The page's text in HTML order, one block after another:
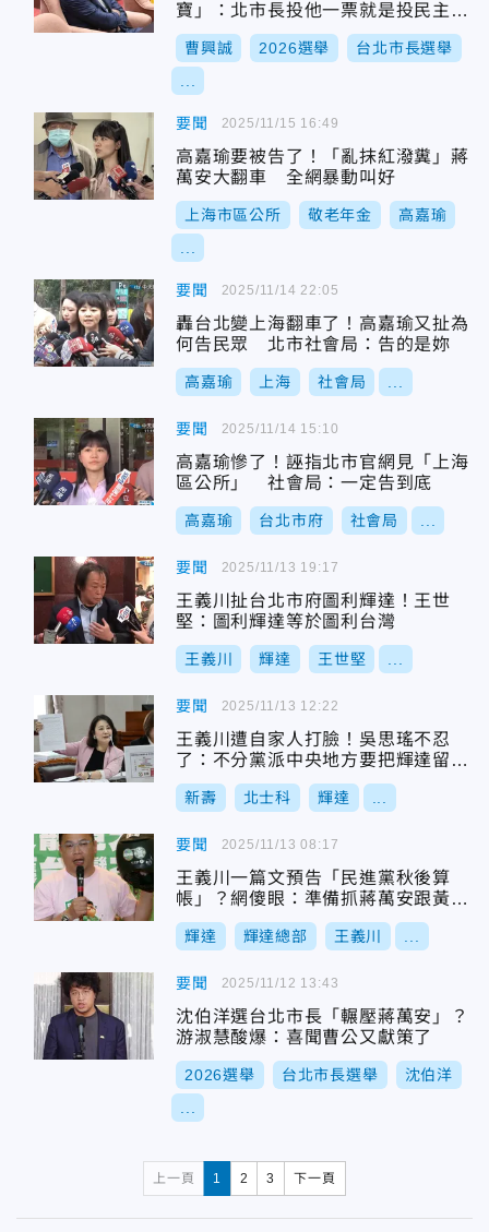
寶」：北市長投他一票就是投民主自
由一票
曹興誠 2026選舉 台北市長選舉
要聞
高嘉瑜要被告了！「亂抹紅潑糞」蔣
萬安大翻車 全網暴動叫好
上海市區公所 敬老年金 高嘉瑜
2025/11/15 16:49
要聞
轟台北變上海翻車了！高嘉瑜又扯為
何告民眾 北市社會局：告的是妳
高嘉瑜 上海 社會局
2025/11/14 22:05
要聞
高嘉瑜慘了！誣指北市官網見「上海
區公所」 社會局：一定告到底
高嘉瑜 台北市府 社會局
2025/11/14 15:10
要聞
王義川扯台北市府圖利輝達！王世
堅：圖利輝達等於圖利台灣
王義川 輝達 王世堅
2025/11/13 19:17
要聞
王義川遭自家人打臉！吳思瑤不忍
了：不分黨派中央地方要把輝達留北
士科
新壽 北士科 輝達
2025/11/13 12:22
要聞
王義川一篇文預告「民進黨秋後算
帳」？網傻眼：準備抓蔣萬安跟黃仁
勳了
輝達 輝達總部 王義川
2025/11/13 08:17
要聞
沈伯洋選台北市長「輾壓蔣萬安」？
游淑慧酸爆：喜聞曹公又獻策了
2026選舉 台北市長選舉 沈伯洋
2025/11/12 13:43
上一頁 1 2 3 下一頁